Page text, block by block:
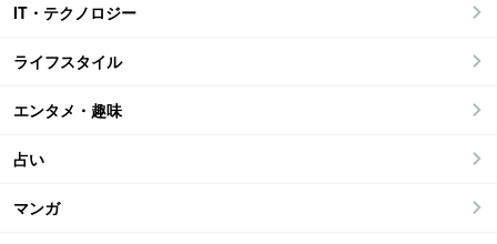
IT・テクノロジー
ライフスタイル
エンタメ・趣味
占い
マンガ